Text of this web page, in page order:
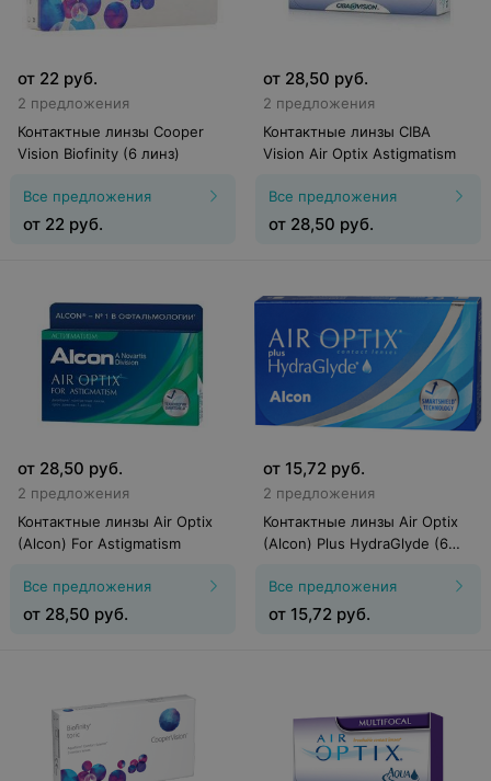
от 22 руб.
2 предложения
Контактные линзы Cooper
Vision Biofinity (6 линз)
Все предложения
от 22 руб.
от 28,50 руб.
2 предложения
Контактные линзы CIBA
Vision Air Optix Astigmatism
Все предложения
от 28,50 руб.
от 28,50 руб.
2 предложения
Контактные линзы Air Optix
(Alcon) For Astigmatism
Все предложения
от 28,50 руб.
от 15,72 руб.
2 предложения
Контактные линзы Air Optix
(Alcon) Plus HydraGlyde (6
Все предложения
от 15,72 руб.